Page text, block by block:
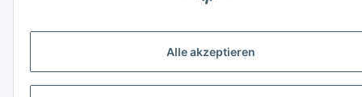
Alle akzeptieren